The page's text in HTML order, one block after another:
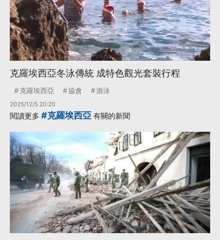
克羅埃西亞冬泳傳統 成特色觀光套裝行程
克羅埃西亞 協會 游泳
2025/12/5 20:20
閱讀更多 #克羅埃西亞 有關的新聞